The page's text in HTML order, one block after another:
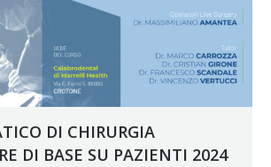
DI CHIRURGIA
DI BASE SU PAZIENTI 2024